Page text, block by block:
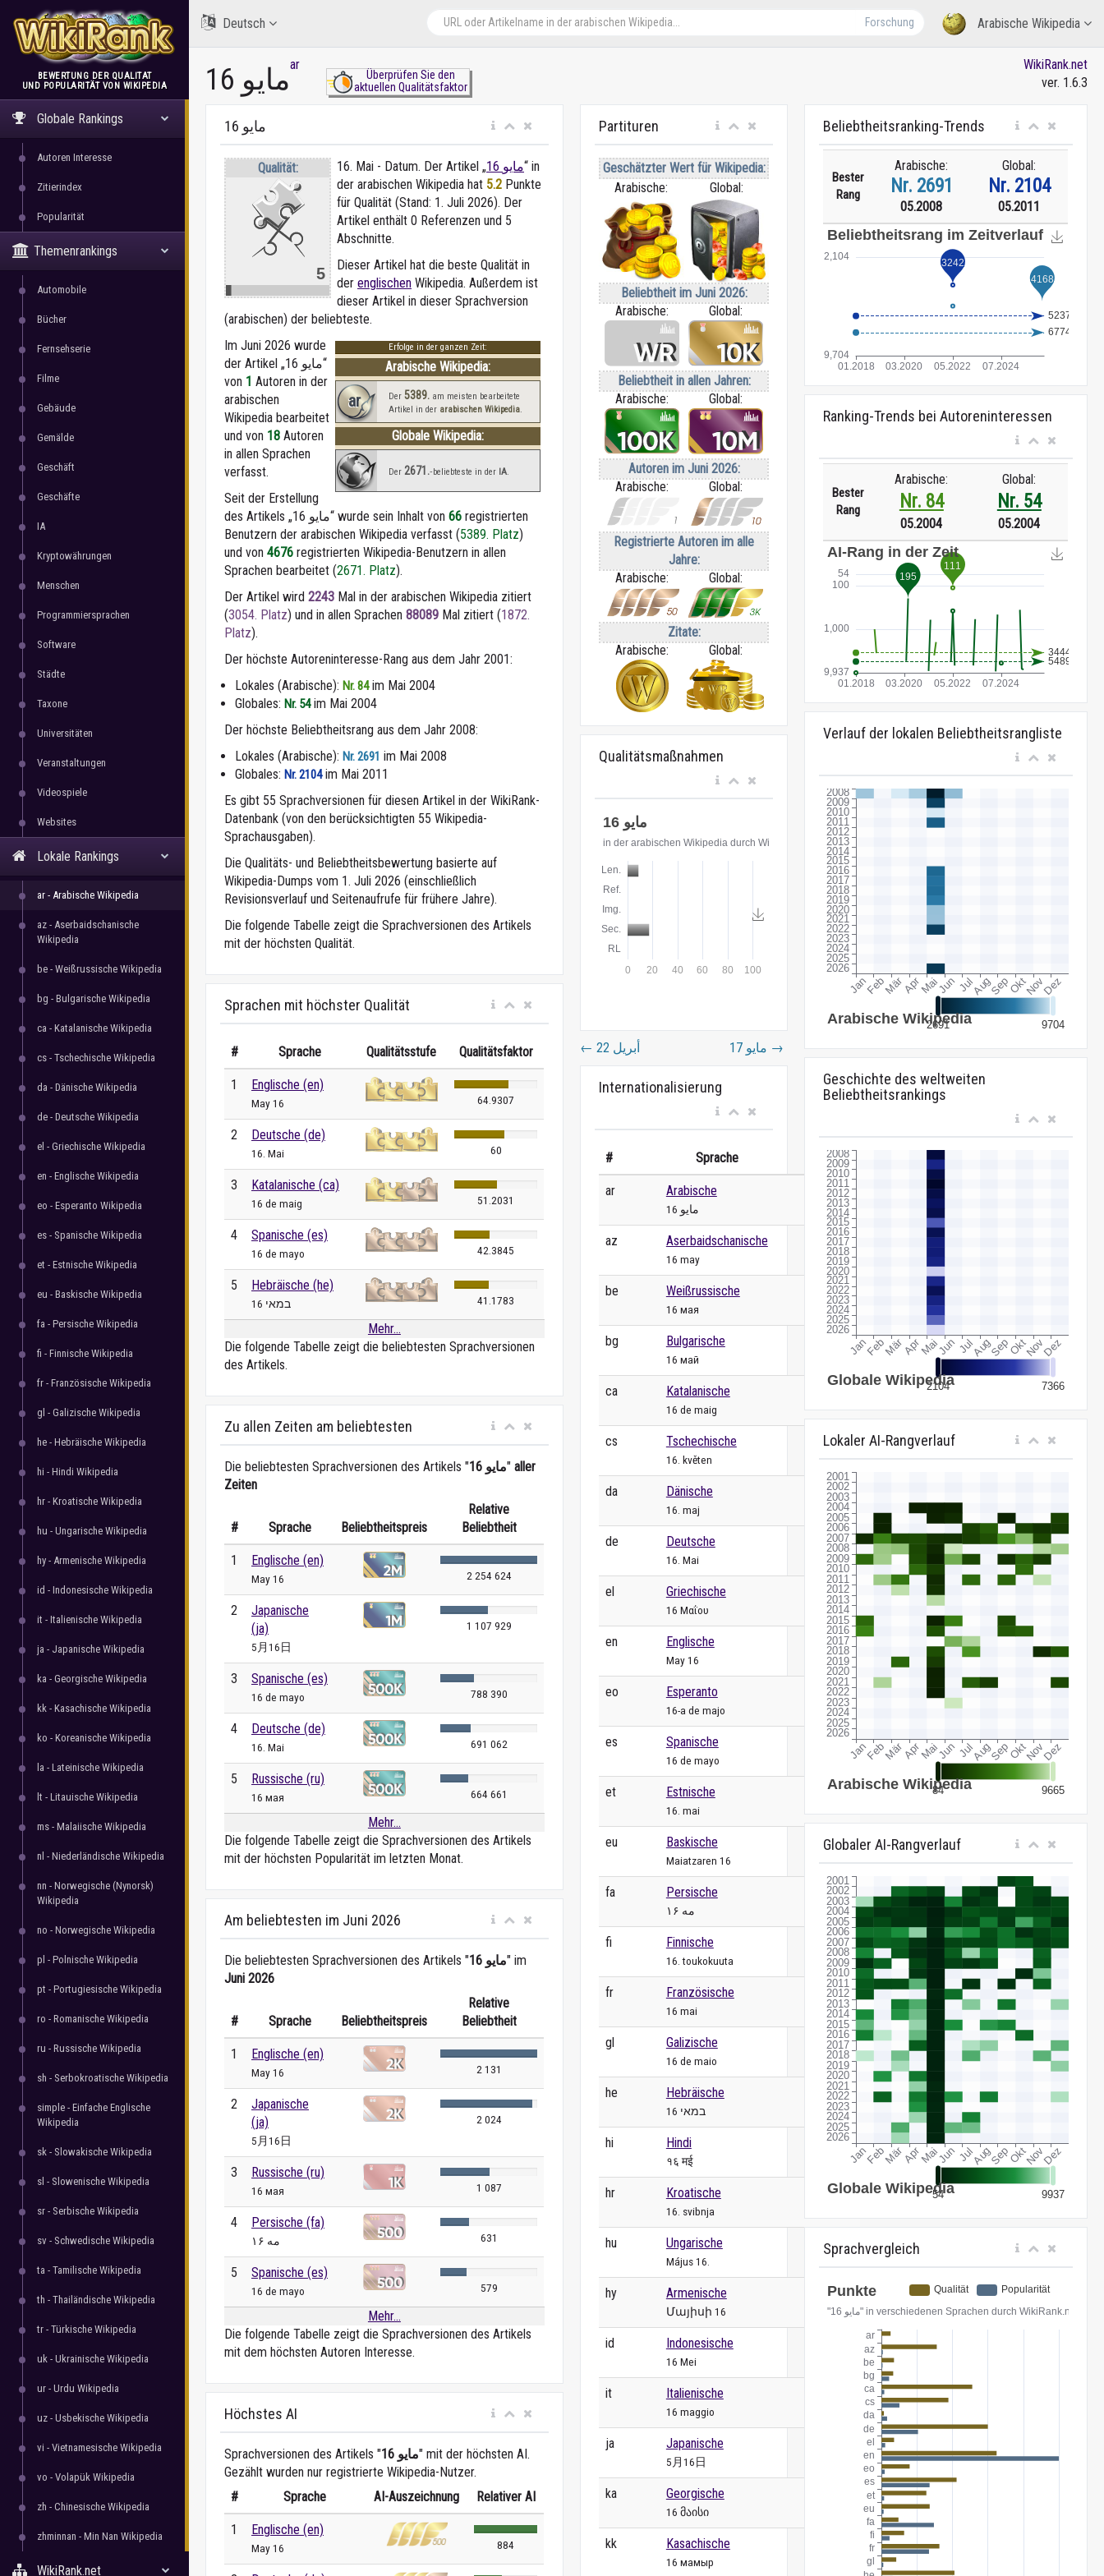
WikiRank
BEWERTUNG DER QUALITÄT
UND POPULARITÄT VON WIKIPEDIA
Globale Rankings
Autoren Interesse
Zitierindex
Popularität
Themenrankings
Automobile
Bücher
Fernsehserie
Filme
Gebäude
Gemälde
Geschäft
Geschäfte
IA
Kryptowährungen
Menschen
Programmiersprachen
Software
Städte
Taxone
Universitäten
Veranstaltungen
Videospiele
Websites
Lokale Rankings
ar - Arabische Wikipedia
az - Aserbaidschanische
Wikipedia
be - Weißrussische Wikipedia
bg - Bulgarische Wikipedia
ca - Katalanische Wikipedia
cs - Tschechische Wikipedia
da - Dänische Wikipedia
de - Deutsche Wikipedia
el - Griechische Wikipedia
en - Englische Wikipedia
eo - Esperanto Wikipedia
es - Spanische Wikipedia
et - Estnische Wikipedia
eu - Baskische Wikipedia
fa - Persische Wikipedia
fi - Finnische Wikipedia
fr - Französische Wikipedia
gl - Galizische Wikipedia
he - Hebräische Wikipedia
hi - Hindi Wikipedia
hr - Kroatische Wikipedia
hu - Ungarische Wikipedia
hy - Armenische Wikipedia
id - Indonesische Wikipedia
it - Italienische Wikipedia
ja - Japanische Wikipedia
ka - Georgische Wikipedia
kk - Kasachische Wikipedia
ko - Koreanische Wikipedia
la - Lateinische Wikipedia
lt - Litauische Wikipedia
ms - Malaiische Wikipedia
nl - Niederländische Wikipedia
nn - Norwegische (Nynorsk)
Wikipedia
no - Norwegische Wikipedia
pl - Polnische Wikipedia
pt - Portugiesische Wikipedia
ro - Romanische Wikipedia
ru - Russische Wikipedia
sh - Serbokroatische Wikipedia
simple - Einfache Englische
Wikipedia
sk - Slowakische Wikipedia
sl - Slowenische Wikipedia
sr - Serbische Wikipedia
sv - Schwedische Wikipedia
ta - Tamilische Wikipedia
th - Thailändische Wikipedia
tr - Türkische Wikipedia
uk - Ukrainische Wikipedia
ur - Urdu Wikipedia
uz - Usbekische Wikipedia
vi - Vietnamesische Wikipedia
vo - Volapük Wikipedia
zh - Chinesische Wikipedia
zhminnan - Min Nan Wikipedia
WikiRank.net
Arabische Wikipedia
Forschung
Deutsch
16 مايوar
Überprüfen Sie den
aktuellen Qualitätsfaktor
WikiRank.net
ver. 1.6.3
16 مايو
Qualität:
5
16. Mai - Datum. Der Artikel „ 16 مايو“ in
der arabischen Wikipedia hat 5.2 Punkte
für Qualität (Stand: 1. Juli 2026). Der
Artikel enthält 0 Referenzen und 5
Abschnitte.
Dieser Artikel hat die beste Qualität in
der englischen Wikipedia. Außerdem ist
dieser Artikel in dieser Sprachversion
(arabischen) der beliebteste.
Erfolge in der ganzen Zeit:
Arabische Wikipedia:
ar Der 5389.am meisten bearbeitete
Artikel in der arabischen Wikipedia.
Globale Wikipedia:
Der 2671.‑beliebteste in der IA.
Im Juni 2026 wurde
der Artikel „16 مايو“
von 1 Autoren in der
arabischen
Wikipedia bearbeitet
und von 18 Autoren
in allen Sprachen
verfasst.
Seit der Erstellung
des Artikels „16 مايو“ wurde sein Inhalt von 66 registrierten
Benutzern der arabischen Wikipedia verfasst (5389. Platz)
und von 4676 registrierten Wikipedia-Benutzern in allen
Sprachen bearbeitet (2671. Platz).
Der Artikel wird 2243 Mal in der arabischen Wikipedia zitiert
(3054. Platz) und in allen Sprachen 88089 Mal zitiert (1872.
Platz).
Der höchste Autoreninteresse-Rang aus dem Jahr 2001:
Lokales (Arabische): Nr. 84im Mai 2004
Globales: Nr. 54im Mai 2004
Der höchste Beliebtheitsrang aus dem Jahr 2008:
Lokales (Arabische): Nr. 2691 im Mai 2008
Globales: Nr. 2104im Mai 2011
Es gibt 55 Sprachversionen für diesen Artikel in der WikiRank-
Datenbank (von den berücksichtigten 55 Wikipedia-
Sprachausgaben).
Die Qualitäts- und Beliebtheitsbewertung basierte auf
Wikipedia-Dumps vom 1. Juli 2026 (einschließlich
Revisionsverlauf und Seitenaufrufe für frühere Jahre).
Die folgende Tabelle zeigt die Sprachversionen des Artikels
mit der höchsten Qualität.
Sprachen mit höchster Qualität
# Sprache Qualitätsstufe Qualitätsfaktor
1 Englische (en)
May 16 64.9307
2 Deutsche (de)
16. Mai 60
3 Katalanische (ca)
16 de maig 51.2031
4 Spanische (es)
16 de mayo 42.3845
5 Hebräische (he)
16 במאי 41.1783
Mehr...
Die folgende Tabelle zeigt die beliebtesten Sprachversionen
des Artikels.
Zu allen Zeiten am beliebtesten
Die beliebtesten Sprachversionen des Artikels " 16 مايو" aller
Zeiten
# Sprache Beliebtheitspreis
Relative
Beliebtheit
1 Englische (en)
May 16 2 254 624
2
Japanische
(ja)
5月16日
1 107 929
3 Spanische (es)
16 de mayo 788 390
4 Deutsche (de)
16. Mai 691 062
5 Russische (ru)
16 мая 664 661
Mehr...
Die folgende Tabelle zeigt die Sprachversionen des Artikels
mit der höchsten Popularität im letzten Monat.
Am beliebtesten im Juni 2026
Die beliebtesten Sprachversionen des Artikels " 16 مايو" im
Juni 2026
# Sprache Beliebtheitspreis
Relative
Beliebtheit
1 Englische (en)
May 16 2 131
2
Japanische
(ja)
5月16日
2 024
3 Russische (ru)
16 мая 1 087
4 Persische (fa)
۱۶ مه 631
5 Spanische (es)
16 de mayo 579
Mehr...
Die folgende Tabelle zeigt die Sprachversionen des Artikels
mit dem höchsten Autoren Interesse.
Höchstes AI
Sprachversionen des Artikels " 16 مايو" mit der höchsten AI.
Gezählt wurden nur registrierte Wikipedia-Nutzer.
#
Sprache AI-Auszeichnung Relativer AI
1 Englische (en)
May 16 884
Partituren
Geschätzter Wert für Wikipedia:
Arabische:
Global:
Beliebtheit im Juni 2026:
Arabische:
Global:
Beliebtheit in allen Jahren:
Arabische:
Global:
Autoren im Juni 2026:
Arabische:
Global:
Registrierte Autoren im alle
Jahre:
Arabische:
Global:
Zitate:
Arabische:
Global:
Qualitätsmaßnahmen
← 22 أبريل →
Internationalisierung
# Sprache Wert
ar Arabische
16 مايو
az Aserbaidschanische
16 may
be Weißrussische
16 мая
bg Bulgarische
16 май
ca Katalanische
16 de maig
cs Tschechische
16. květen
da Dänische
16. maj
de Deutsche
16. Mai
el Griechische
16 Μαΐου
en Englische
May 16
eo Esperanto
16-a de majo
es Spanische
16 de mayo
et Estnische
16. mai
eu Baskische
Maiatzaren 16
fa Persische
۱۶ مه
fi Finnische
16. toukokuuta
fr Französische
16 mai
gl Galizische
16 de maio
he Hebräische
16 במאי
hi Hindi
१६ मई
hr Kroatische
16. svibnja
hu Ungarische
Május 16.
hy Armenische
Մայիսի 16
id Indonesische
16 Mei
it Italienische
16 maggio
ja Japanische
5月16日
ka Georgische
16 მაისი
kk Kasachische
16 мамыр
Beliebtheitsranking-Trends
Bester
Rang
Arabische:
Nr. 2691
05.2008
Global:
Nr. 2104
05.2011
Ranking-Trends bei Autoreninteressen
Bester
Rang
Arabische:
Nr. 84
05.2004
Global:
Nr. 54
05.2004
Verlauf der lokalen Beliebtheitsrangliste
Geschichte des weltweiten
Beliebtheitsrankings
Lokaler AI-Rangverlauf
Globaler AI-Rangverlauf
Sprachvergleich